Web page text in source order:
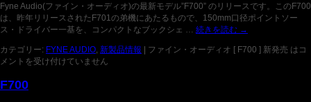
Fyne Audio(ファイン・オーディオ)の最新モデル”F700” のリリースです。このF700
は、昨年リリースされたF701の弟機にあたるもので、150mm口径ポイントソー
ス・ドライバー一基を、コンパクトなブックシェ … 続きを読む →
カテゴリー: FYNE AUDIO, 新製品情報 ファイン・オーディオ [ F700 ] 新発売 は コ
メントを受け付けていません
F700